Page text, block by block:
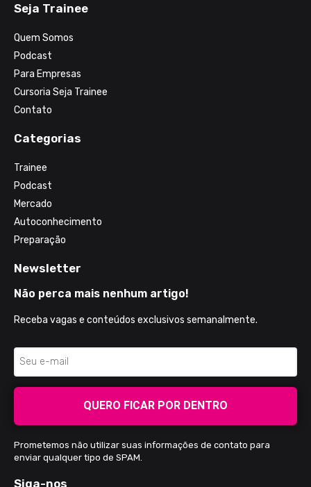
Seja Trainee
Quem Somos
Podcast
Para Empresas
Cursoria Seja Trainee
Contato
Categorias
Trainee
Podcast
Mercado
Autoconhecimento
Preparação
Newsletter
Não perca mais nenhum artigo!
Receba vagas e conteúdos exclusivos semanalmente.
QUERO FICAR POR DENTRO
Prometemos não utilizar suas informações de contato para
enviar qualquer tipo de SPAM.
Siga-nos